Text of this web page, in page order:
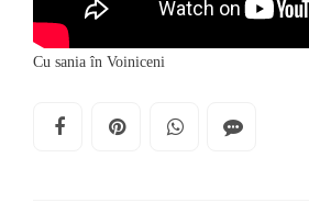
Cu sania în Voiniceni